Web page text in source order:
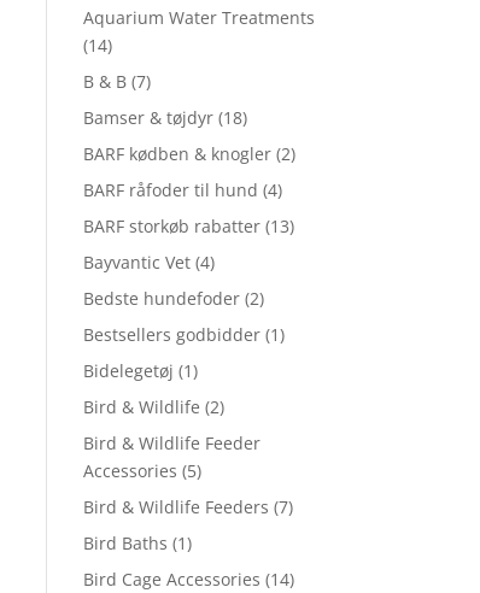
Aquarium Water Treatments
(14)
B & B (7)
Bamser & tøjdyr (18)
BARF kødben & knogler (2)
BARF råfoder til hund (4)
BARF storkøb rabatter (13)
Bayvantic Vet (4)
Bedste hundefoder (2)
Bestsellers godbidder (1)
Bidelegetøj (1)
Bird & Wildlife (2)
Bird & Wildlife Feeder
Accessories (5)
Bird & Wildlife Feeders (7)
Bird Baths (1)
Bird Cage Accessories (14)